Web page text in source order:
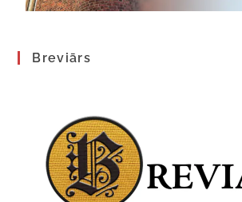
Breviārs